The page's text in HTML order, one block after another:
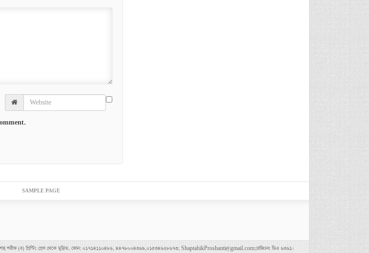
SAMPLE PAGE
শাহ্ শরীফ (র) প্রিন্টিং প্রেস থেকে মুদ্রিত, ফোন: ০১৭১৪১১০৪৮৬, ৪৪৭৮০০৪৩৬৯,০১৫৩৪৬২৮৬৭৩; ShaptahikProshanti@gmail.com;রেজিঃনং ডিএ ৬৩৬১।